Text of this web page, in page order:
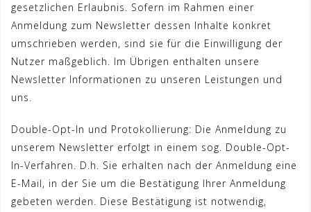
gesetzlichen Erlaubnis. Sofern im Rahmen einer
Anmeldung zum Newsletter dessen Inhalte konkret
umschrieben werden, sind sie für die Einwilligung der
Nutzer maßgeblich. Im Übrigen enthalten unsere
Newsletter Informationen zu unseren Leistungen und
uns.
Double-Opt-In und Protokollierung: Die Anmeldung zu
unserem Newsletter erfolgt in einem sog. Double-Opt-
In-Verfahren. D.h. Sie erhalten nach der Anmeldung eine
E-Mail, in der Sie um die Bestätigung Ihrer Anmeldung
gebeten werden. Diese Bestätigung ist notwendig,